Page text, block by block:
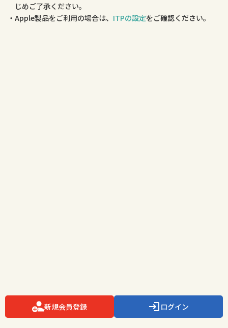
じめご了承ください。
Apple製品をご利用の場合は、 ITPの設定をご確認ください。
新規会員登録 ログイン